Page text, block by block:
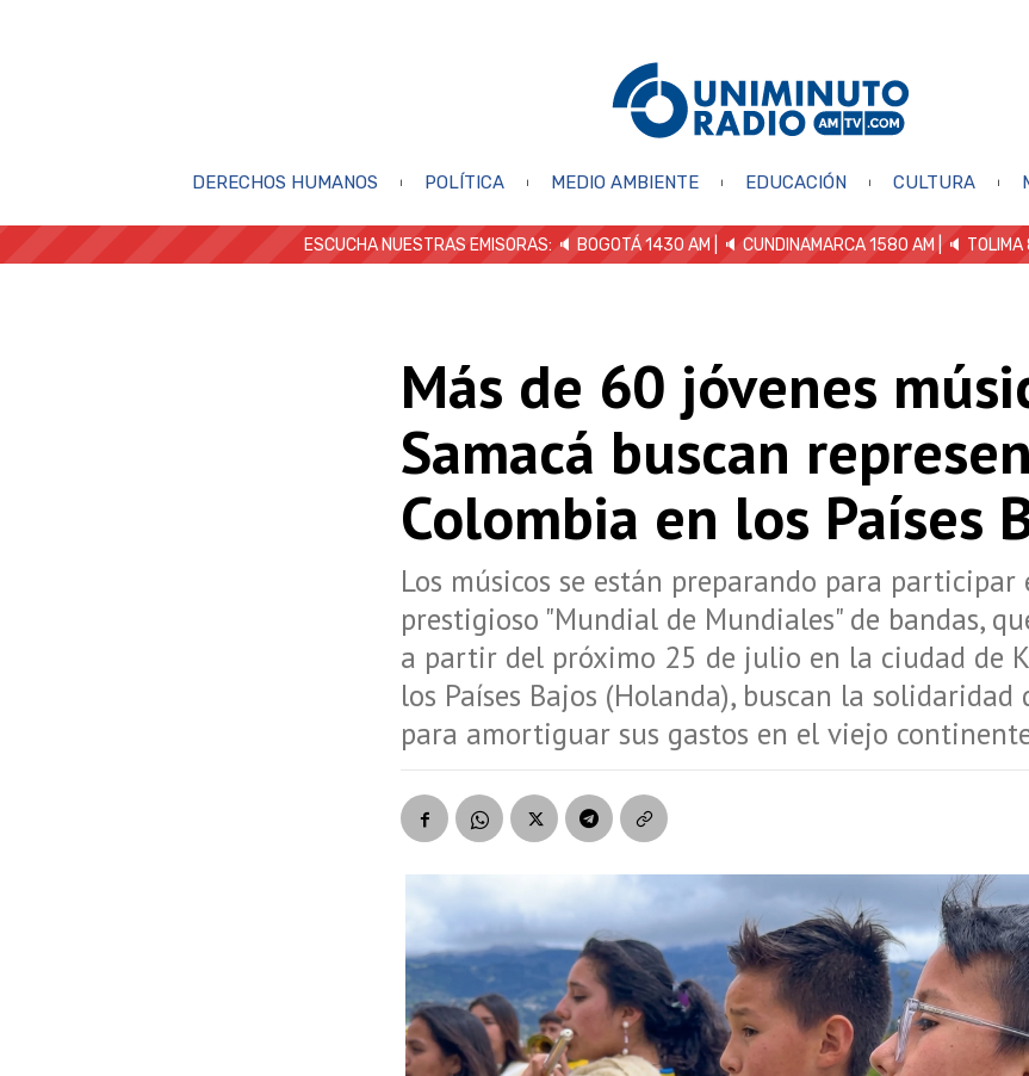
DERECHOS HUMANOS POLÍTICA MEDIO AMBIENTE EDUCACIÓN CULTURA
ESCUCHA NUESTRAS EMISORAS: 🔈 BOGOTÁ 1430 AM | 🔈 CUNDINAMARCA 1580 AM | 🔈
Más de 60 jóvenes
Samacá buscan
Colombia en los Países
Los músicos se están preparando para participar
prestigioso "Mundial de Mundiales" de bandas,
a partir del próximo 25 de julio en la ciudad de
los Países Bajos (Holanda), buscan la solidaridad
para amortiguar sus gastos en el viejo